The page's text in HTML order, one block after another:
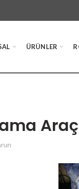
ÜRÜNLER